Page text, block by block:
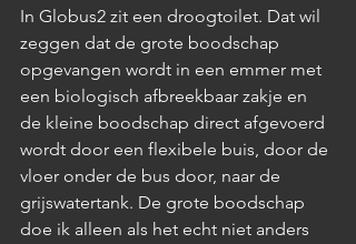
In Globus2 zit een droogtoilet. Dat wil
zeggen dat de grote boodschap
opgevangen wordt in een emmer met
een biologisch afbreekbaar zakje en
de kleine boodschap direct afgevoerd
wordt door een flexibele buis, door de
vloer onder de bus door, naar de
grijswatertank. De grote boodschap
doe ik alleen als het echt niet anders